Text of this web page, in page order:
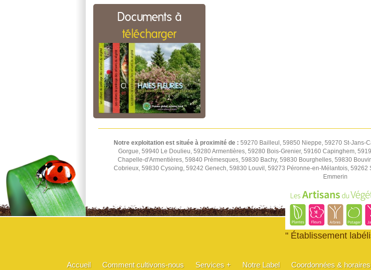
Documents à
télécharger
Notre exploitation est située à proximité de : 59270 Bailleul, 59850 Nieppe, 59270 St-Jans-
Gorgue, 59940 Le Doulieu, 59280 Armentières, 59280 Bois-Grenier, 59160 Capinghem,
Chapelle-d'Armentières, 59840 Prémesques, 59830 Bachy, 59830 Bourghelles, 59830
Cobrieux, 59830 Cysoing, 59242 Genech, 59830 Louvil, 59273 Péronne-en-Mélantois,
Emmerin
" Établissement
Accueil Comment cultivons-nous Services + Notre Label Coordonnées & horaires